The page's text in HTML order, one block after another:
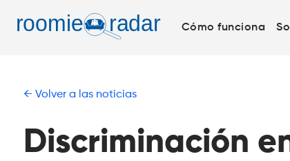
Cómo funciona
Volver a las noticias
Discriminación